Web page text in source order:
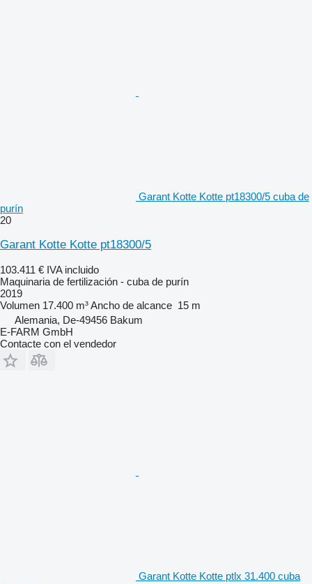
Garant Kotte Kotte pt18300/5 cuba de
purín
20
Garant Kotte Kotte pt18300/5
103.411 € IVA incluido
Maquinaria de fertilización - cuba de purín
2019
Volumen 17.400 m³Ancho de alcance 15 m
Alemania, De-49456 Bakum
E-FARM GmbH
Contacte con el vendedor
Garant Kotte Kotte ptlx 31.400 cuba